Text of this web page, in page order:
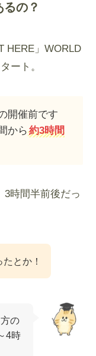
の？
HERE」WORLD
ート。
開催前です
から約3時間
3時間半前後だっ
とか！
の
4時